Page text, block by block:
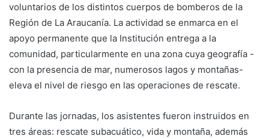
voluntarios de los distintos cuerpos de bomberos de la
Región de La Araucanía. La actividad se enmarca en el
apoyo permanente que la Institución entrega a la
comunidad, particularmente en una zona cuya geografía -
con la presencia de mar, numerosos lagos y montañas-
eleva el nivel de riesgo en las operaciones de rescate.
Durante las jornadas, los asistentes fueron instruidos en
tres áreas: rescate subacuático, vida y montaña, además